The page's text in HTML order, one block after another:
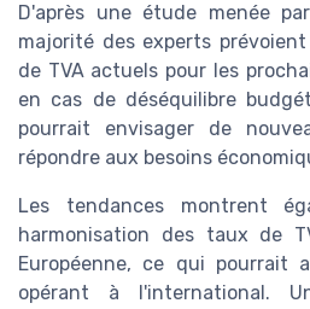
D'après une étude menée
majorité des experts
de TVA actuels pour les
en cas de déséquilibre
pourrait envisager de
répondre aux besoins
Les tendances montrent
harmonisation des taux de
Européenne, ce qui pourrait
opérant à l'international.